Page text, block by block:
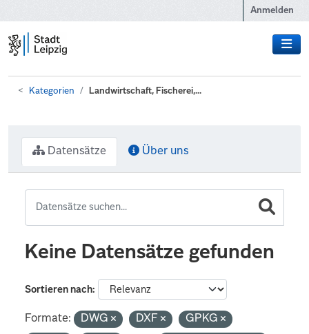
Anmelden
Kategorien Landwirtschaft, Fischerei,...
Datensätze Über uns
Keine Datensätze gefunden
Sortieren nach
Formate: DWG DXF
GPKG